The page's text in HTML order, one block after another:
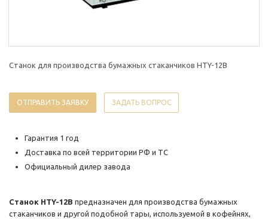
Станок для производства бумажных стаканчиков HTY-12B
ОТПРАВИТЬ ЗАЯВКУ ЗАДАТЬ ВОПРОС
Гарантия 1 год
Доставка по всей территории РФ и ТС
Официальный дилер завода
Станок HTY-12B предназначен для производства бумажных
стаканчиков и другой подобной тары, используемой в кофейнях,